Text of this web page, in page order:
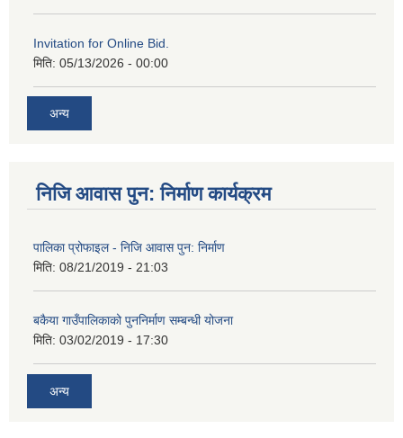
Invitation for Online Bid.
मिति: 05/13/2026 - 00:00
अन्य
निजि आवास पुन: निर्माण कार्यक्रम
पालिका प्रोफाइल - निजि आवास पुन: निर्माण
मिति: 08/21/2019 - 21:03
बकैया गाउँपालिकाको पुननिर्माण सम्बन्धी योजना
मिति: 03/02/2019 - 17:30
अन्य